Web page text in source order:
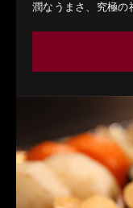
潤なうまさ、 究極の